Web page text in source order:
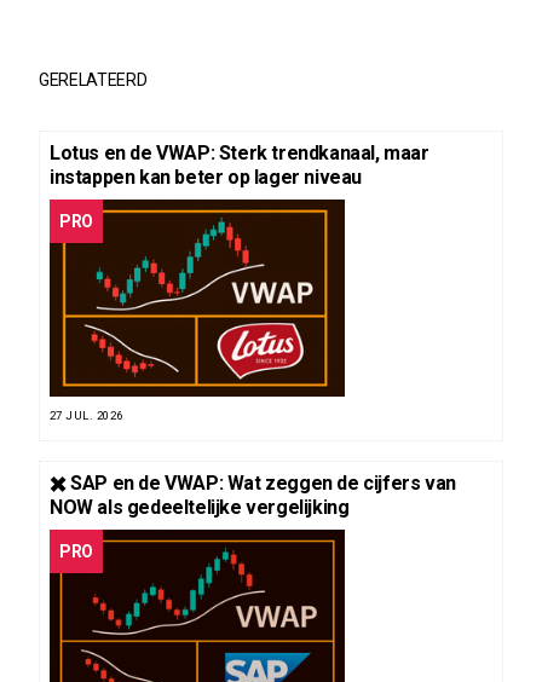
GERELATEERD
Lotus en de VWAP: Sterk trendkanaal, maar
instappen kan beter op lager niveau
PRO
27 JUL. 2026
✖️ SAP en de VWAP: Wat zeggen de cijfers van
NOW als gedeeltelijke vergelijking
PRO